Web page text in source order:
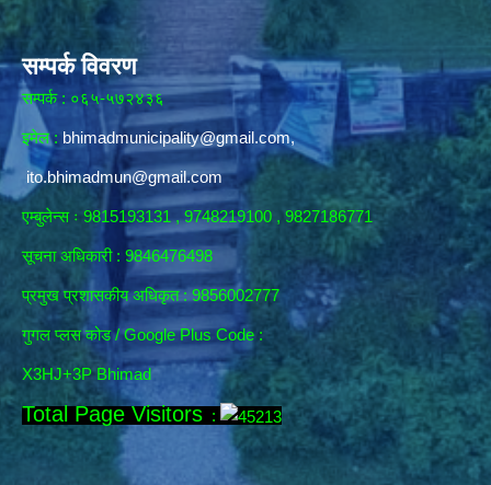
सम्पर्क विवरण
सम्पर्क : ०६५-५७२४३६
इमेल : bhimadmunicipality@gmail.com,
ito.bhimadmun@gmail.com
एम्बुलेन्स ः 9815193131 , 9748219100 , 9827186771
सूचना अधिकारी : 9846476498
प्रमुख प्रशासकीय अधिकृत : 9856002777
गुगल प्लस कोड / Google Plus Code :
X3HJ+3P Bhimad
Total Page Visitors :